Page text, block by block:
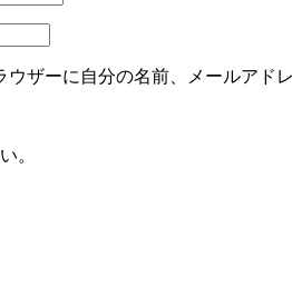
ザーに自分の名前、メールアド
。